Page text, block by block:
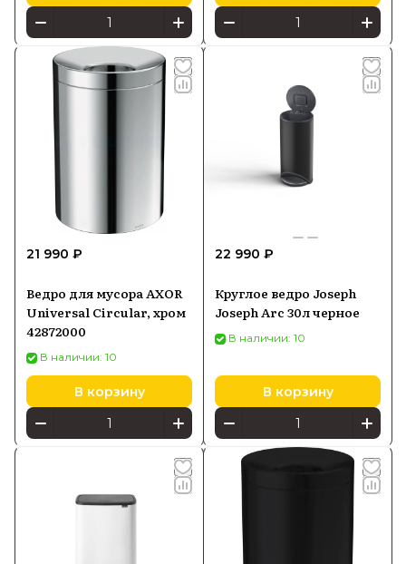
21 990 ₽
Ведро для мусора AXOR
Universal Circular, хром
42872000
В наличии: 10
В корзину
22 990 ₽
Круглое ведро Joseph
Joseph Arc 30л черное
В наличии: 10
В корзину